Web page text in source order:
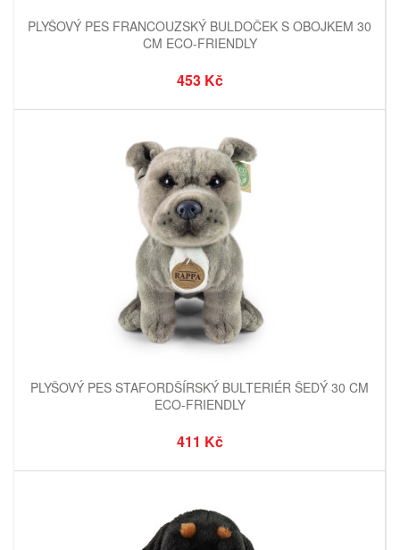
PLYŠOVÝ PES FRANCOUZSKÝ BULDOČEK S OBOJKEM 30
CM ECO-FRIENDLY
453 Kč
PLYŠOVÝ PES STAFORDŠÍRSKÝ BULTERIÉR ŠEDÝ 30 CM
ECO-FRIENDLY
411 Kč